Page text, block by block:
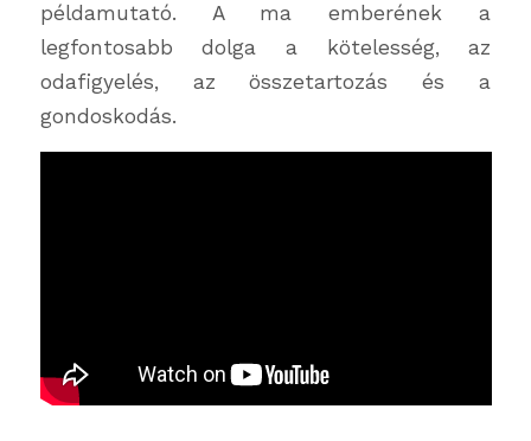
példamutató. A ma emberének a
legfontosabb dolga a kötelesség, az
odafigyelés, az összetartozás és a
gondoskodás.